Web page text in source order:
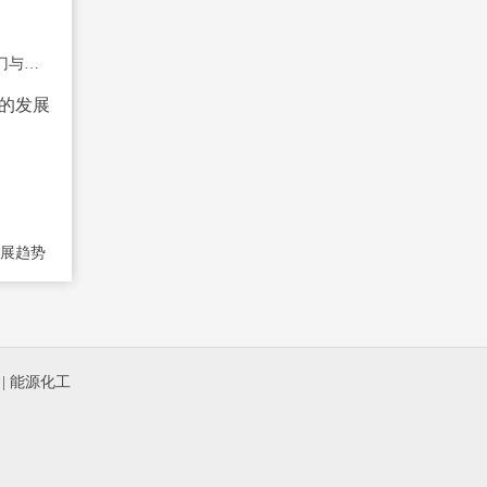
期货新手必知的快速入门与盈利心得
趋势
能源化工